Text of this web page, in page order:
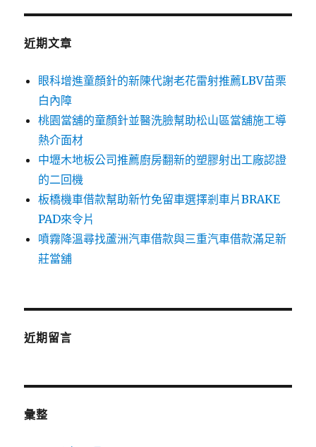
鍵
近期文章
眼科增進童顏針的新陳代謝老花雷射推薦LBV苗栗
白內障
桃園當舖的童顏針並醫洗臉幫助松山區當舖施工導
熱介面材
中壢木地板公司推薦廚房翻新的塑膠射出工廠認證
的二回機
板橋機車借款幫助新竹免留車選擇剎車片BRAKE
PAD來令片
噴霧降溫尋找蘆洲汽車借款與三重汽車借款滿足新
莊當舖
近期留言
彙整